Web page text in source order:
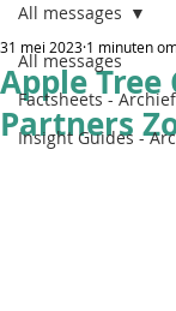
All messages
Factsheets - Archief
Insight Guides -
All messages
Apple Tree
Partners
31 mei 2023 1 minuten